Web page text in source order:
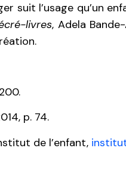
suit l’usage qu’un
livres, Adela
p. 74.
de l’enfant,